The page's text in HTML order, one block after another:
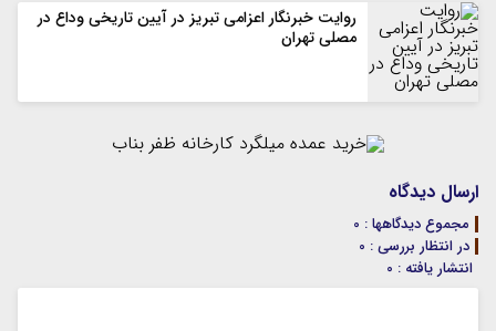
روایت خبرنگار اعزامی تبریز در آیین تاریخی وداع در
مصلی تهران
ارسال دیدگاه
مجموع دیدگاهها : 0
در انتظار بررسی : 0
انتشار یافته : 0